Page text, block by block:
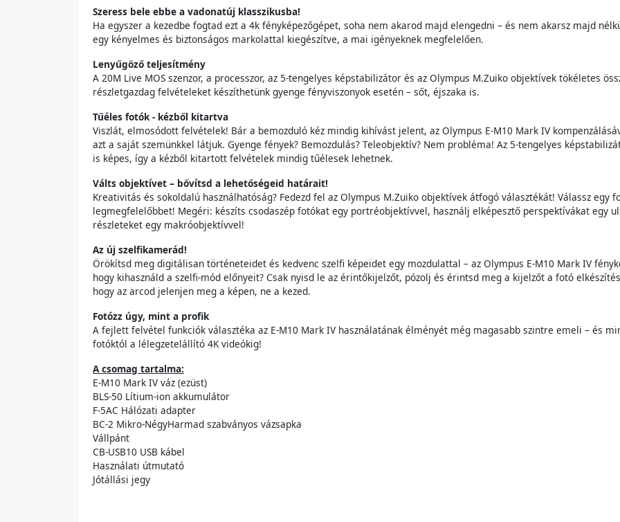
Szeress bele ebbe a vadonatúj klasszikusba!
Ha egyszer a kezedbe fogtad ezt a 4k fényképezőgépet, soha nem akarod majd elengedni – és nem akarsz majd
egy kényelmes és biztonságos markolattal kiegészítve, a mai igényeknek megfelelően.
Lenyűgöző teljesítmény
A 20M Live MOS szenzor, a processzor, az 5-tengelyes képstabilizátor és az Olympus M.Zuiko objektívek tökéletes
részletgazdag felvételeket készíthetünk gyenge fényviszonyok esetén – sőt, éjszaka is.
Tűéles fotók - kézből kitartva
Viszlát, elmosódott felvételek! Bár a bemozduló kéz mindig kihívást jelent, az Olympus E-M10 Mark IV
azt a saját szemünkkel látjuk. Gyenge fények? Bemozdulás? Teleobjektív? Nem probléma! Az 5-tengelyes
is képes, így a kézből kitartott felvételek mindig tűélesek lehetnek.
Válts objektívet – bővítsd a lehetőségeid határait!
Kreativitás és sokoldalú használhatóság? Fedezd fel az Olympus M.Zuiko objektívek átfogó választékát! Válassz egy
legmegfelelőbbet! Megéri: készíts csodaszép fotókat egy portréobjektívvel, használj elképesztő perspektívákat egy
részleteket egy makróobjektívvel!
Az új szelfikamerád!
Örökítsd meg digitálisan történeteidet és kedvenc szelfi képeidet egy mozdulattal – az Olympus E-M10 Mark IV
hogy kihasználd a szelfi-mód előnyeit? Csak nyisd le az érintőkijelzőt, pózolj és érintsd meg a kijelzőt a fotó
hogy az arcod jelenjen meg a képen, ne a kezed.
Fotózz úgy, mint a profik
A fejlett felvétel funkciók választéka az E-M10 Mark IV használatának élményét még magasabb szintre emeli – és
fotóktól a lélegzetelállító 4K videókig!
A csomag tartalma:
E‑M10 Mark IV váz (ezüst)
BLS‑50 Lítium-ion akkumulátor
F‑5AC Hálózati adapter
BC-2 Mikro‑NégyHarmad szabványos vázsapka
Vállpánt
CB-USB10 USB kábel
Használati útmutató
Jótállási jegy